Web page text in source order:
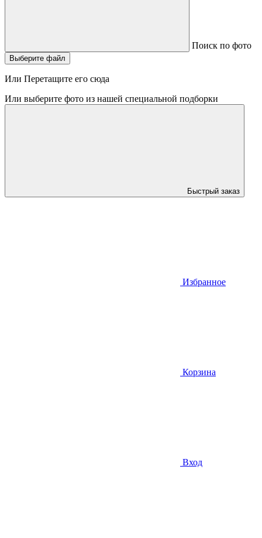
Поиск по фото
Выберите файл
Или Перетащите его сюда
Или выберите фото из нашей специальной подборки
Быстрый заказ
Избранное
Корзина
Вход